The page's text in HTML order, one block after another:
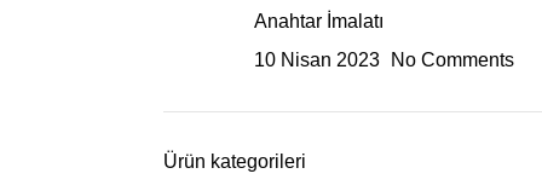
Anahtar İmalatı
10 Nisan 2023
No Comments
Ürün kategorileri